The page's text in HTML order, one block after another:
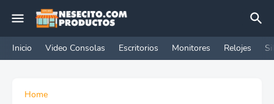
Inicio Video Consolas Escritorios Monitores Relojes
Home